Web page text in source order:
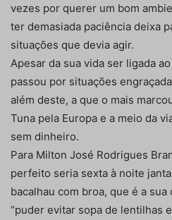
vezes por querer um bom
ter demasiada paciência deixa
situações que devia agir.
Apesar da sua vida ser ligada
passou por situações
além deste, a que o mais
Tuna pela Europa e a meio da
sem dinheiro.
Para Milton José Rodrigues
perfeito seria sexta à noite
bacalhau com broa, que é a
“puder evitar sopa de lentilhas